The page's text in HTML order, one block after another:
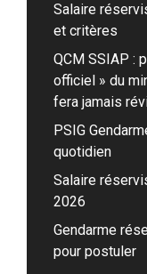
Salaire
et critères
QCM SSIAP :
officiel » du
fera jamais
PSIG
quotidien
Salaire
2026
Gendarme
pour postuler